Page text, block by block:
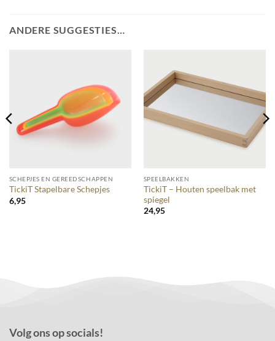
ANDERE SUGGESTIES…
SCHEPJES EN GEREEDSCHAPPEN
TickiT Stapelbare Schepjes
6,95
SPEELBAKKEN
TickiT – Houten speelbak met
spiegel
24,95
Volg ons op socials!